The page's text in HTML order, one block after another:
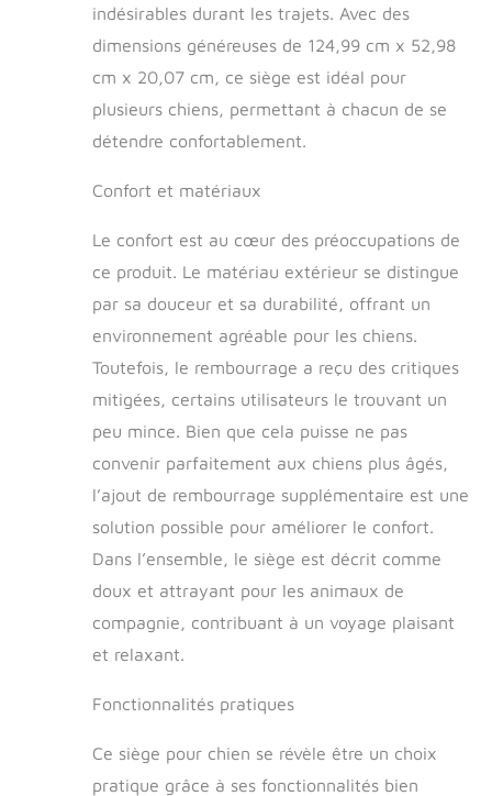
indésirables durant les trajets. Avec des
dimensions généreuses de 124,99 cm x 52,98
cm x 20,07 cm, ce siège est idéal pour
plusieurs chiens, permettant à chacun de se
détendre confortablement.
Confort et matériaux
Le confort est au cœur des préoccupations de
ce produit. Le matériau extérieur se distingue
par sa douceur et sa durabilité, offrant un
environnement agréable pour les chiens.
Toutefois, le rembourrage a reçu des critiques
mitigées, certains utilisateurs le trouvant un
peu mince. Bien que cela puisse ne pas
convenir parfaitement aux chiens plus âgés,
l’ajout de rembourrage supplémentaire est une
solution possible pour améliorer le confort.
Dans l’ensemble, le siège est décrit comme
doux et attrayant pour les animaux de
compagnie, contribuant à un voyage plaisant
et relaxant.
Fonctionnalités pratiques
Ce siège pour chien se révèle être un choix
pratique grâce à ses fonctionnalités bien